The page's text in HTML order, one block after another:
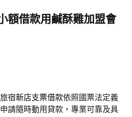
鍵
字:
額借款用鹹酥雞加盟會
宿新店支票借款依照國票法定義
請隨時動用貸款，專業可靠及具